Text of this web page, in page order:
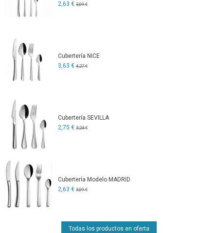
2,63 € 3,09 €
Cubertería NICE
3,63 € 4,27 €
Cubertería SEVILLA
2,75 € 3,24 €
Cubertería Modelo MADRID
2,63 € 3,09 €
Todas los productos en oferta